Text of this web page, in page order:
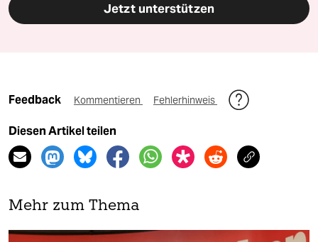
Jetzt unterstützen
Feedback Kommentieren Fehlerhinweis
Diesen Artikel teilen
Mehr zum Thema